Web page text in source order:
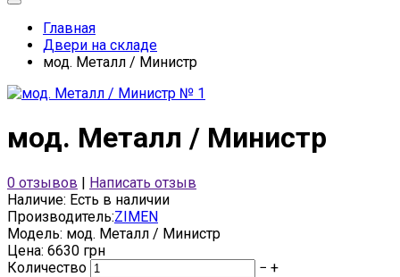
Главная
Двери на складе
мод. Металл / Министр
мод. Металл / Министр
0 отзывов | Написать отзыв
Наличие: Есть в наличии
Производитель:ZIMEN
Модель: мод. Металл / Министр
Цена: 6630 грн
Количество
− +